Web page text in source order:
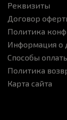
Реквизиты
Договор
Политика
Информация о
Способы
Политика
Карта сайта